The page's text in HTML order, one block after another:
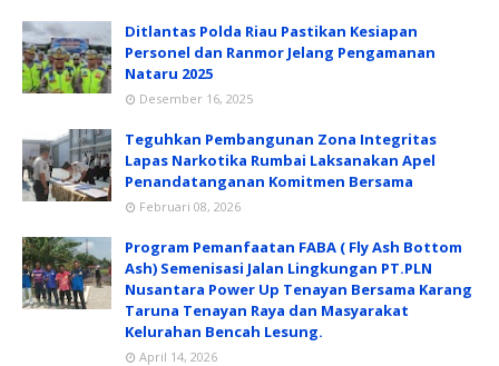
Ditlantas Polda Riau Pastikan Kesiapan
Personel dan Ranmor Jelang Pengamanan
Nataru 2025
Desember 16, 2025
Teguhkan Pembangunan Zona Integritas
Lapas Narkotika Rumbai Laksanakan Apel
Penandatanganan Komitmen Bersama
Februari 08, 2026
Program Pemanfaatan FABA ( Fly Ash Bottom
Ash) Semenisasi Jalan Lingkungan PT.PLN
Nusantara Power Up Tenayan Bersama Karang
Taruna Tenayan Raya dan Masyarakat
Kelurahan Bencah Lesung.
April 14, 2026